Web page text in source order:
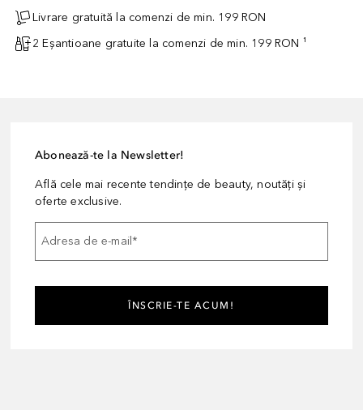
Livrare gratuită la comenzi de min. 199 RON
2 Eșantioane gratuite la comenzi de min. 199 RON ¹
Abonează-te la Newsletter!
Află cele mai recente tendințe de beauty, noutăți și
oferte exclusive.
Adresa de e-mail*
ÎNSCRIE-TE ACUM!